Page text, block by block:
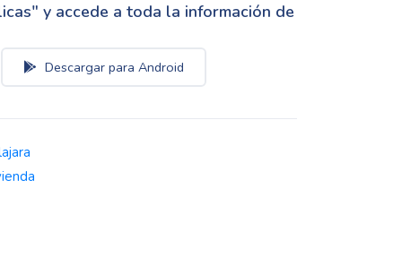
y accede a toda la información de
Descargar para Android